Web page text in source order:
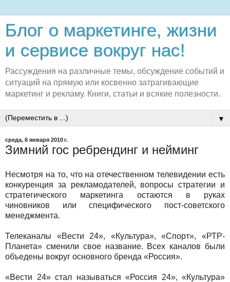
Блог о маркетинге, жизни
и сервисе вокруг нас!
Рассуждения на различные темы, обсуждение событий и
ситуаций на прямую или косвенно затрагивающие
маркетинг и рекламу. Книги, статьи и всякие полезности.
▼
среда, 6 января 2010 г.
Зимний гос ребрендинг и нейминг
Несмотря на то, что на отечественном телевидении есть
конкуренция за рекламодателей, вопросы стратегии и
стратегического маркетинга остаются в руках
чиновников или специфического пост-советского
менеджмента.
Телеканалы «Вести 24», «Культура», «Спорт», «РТР-
Планета» сменили свое название. Всех каналов были
объедены вокруг основного бренда «Россия».
«Вести 24» стал называться «Россия 24», «Культура»